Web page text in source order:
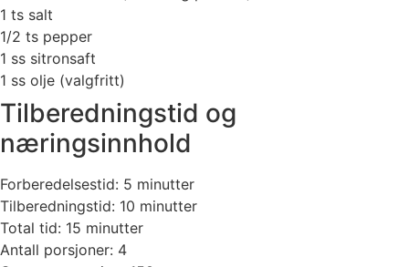
1 ts salt
1/2 ts pepper
1 ss sitronsaft
1 ss olje (valgfritt)
Tilberedningstid og
næringsinnhold
Forberedelsestid: 5 minutter
Tilberedningstid: 10 minutter
Total tid: 15 minutter
Antall porsjoner: 4